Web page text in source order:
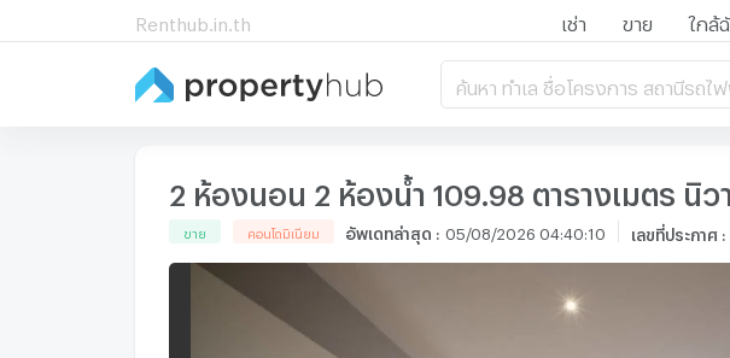
Renthub.in.th เช่า ขาย ใกล้
ค้นหา ทำเล ชื่อโครงการ สถานีรถไ
2 ห้องนอน 2 ห้องน้ำ 109.98 ตารางเมตร นิว
ขาย คอนโดมิเนียม อัพเดทล่าสุด : 05/08/2026 04:40:10 เลขที่ประกาศ: